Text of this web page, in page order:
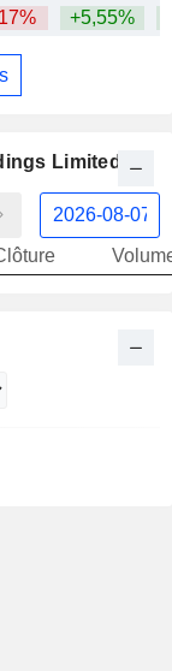
+5,55%
Limited